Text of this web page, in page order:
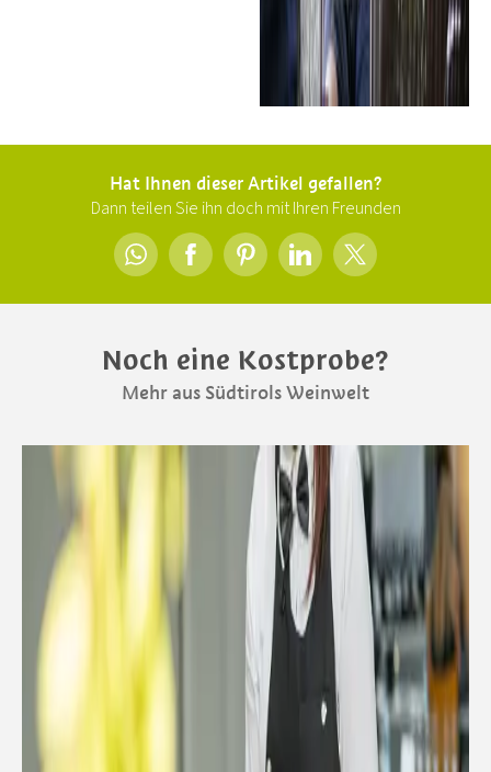
Hat Ihnen dieser Artikel gefallen?
Dann teilen Sie ihn doch mit Ihren Freunden
Noch eine Kostprobe?
Mehr aus Südtirols Weinwelt